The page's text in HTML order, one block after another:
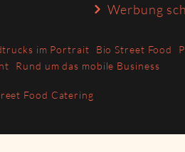
Werbung
im Portrait Bio Street Food
Rund um das mobile Business
Food Catering